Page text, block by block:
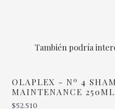
También podría
OLAPLEX - Nº 4
MAINTENANCE 250ML
$52.510